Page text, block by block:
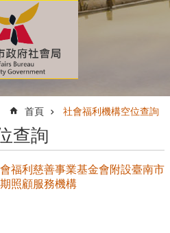
首頁 社會福利機構空位查詢
查詢
福利慈善事業基金會附設臺南市
照顧服務機構